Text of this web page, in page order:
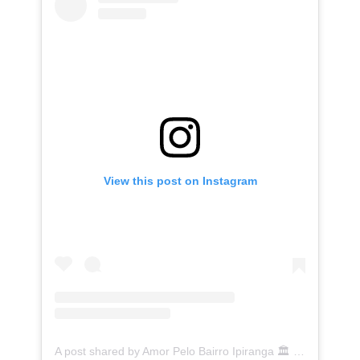
View this post on Instagram
A post shared by Amor Pelo Bairro Ipiranga 🏛 (@ipirangafeelings)